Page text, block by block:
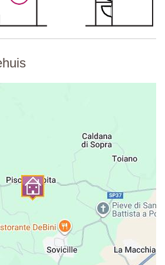
200 cm (niet te veranderen in twee
commode, fauteuils, kledingkast,
bijzettafel, decoratieve open haard,
.
195 cm (op verzoek te veranderen in